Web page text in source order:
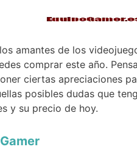
amantes de los
comprar este año.
ciertas apreciaciones
posibles dudas que
y su precio de hoy.